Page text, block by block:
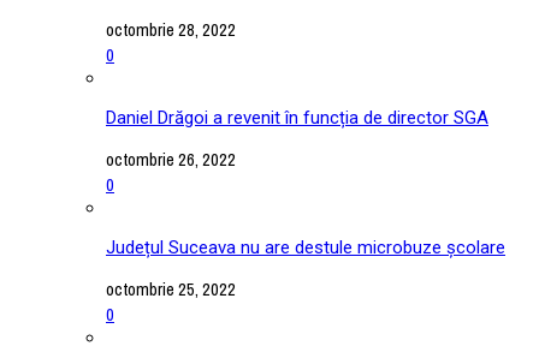
octombrie 28, 2022
0
Daniel Drăgoi a revenit în funcția de director SGA
octombrie 26, 2022
0
Județul Suceava nu are destule microbuze școlare
octombrie 25, 2022
0